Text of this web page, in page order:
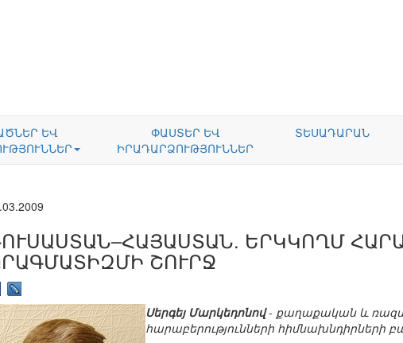
ԵՎ
ՓԱՍՏԵՐ ԵՎ
ԻՐԱԴԱՐՁՈՒԹՅՈՒՆՆԵՐ
ՏԵՍԱԴԱՐԱՆ
ԵՐԿԿՈՂՄ
ՇՈՒՐՋ
Սերգեյ Մարկեդոնով- քաղաքական և
հարաբերությունների հիմնախնդիրների